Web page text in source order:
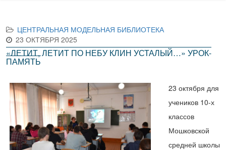
ЦЕНТРАЛЬНАЯ МОДЕЛЬНАЯ БИБЛИОТЕКА
23 ОКТЯБРЯ 2025
«ЛЕТИТ, ЛЕТИТ ПО НЕБУ КЛИН УСТАЛЫЙ…» УРОК-
ПАМЯТЬ
23 октября для
учеников 10-х
классов
Мошковской
средней школы